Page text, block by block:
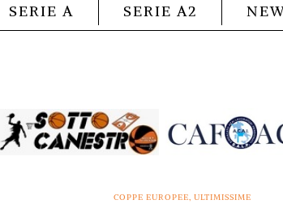
SERIE A SERIE A2
COPPE EUROPEE, ULTIMISSIME